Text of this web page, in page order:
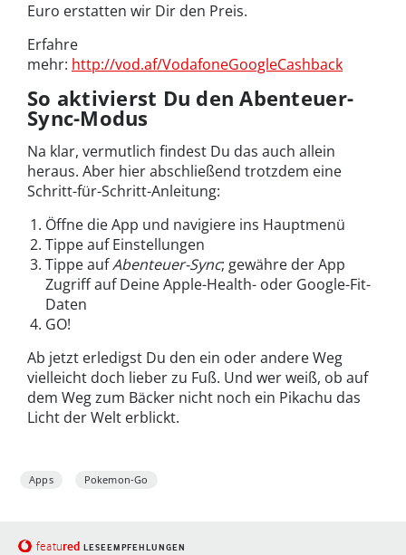
Euro erstatten wir Dir den Preis.
Erfahre
mehr: http://vod.af/VodafoneGoogleCashback
So aktivierst Du den Abenteuer-
Sync-Modus
Na klar, vermutlich findest Du das auch allein
heraus. Aber hier abschließend trotzdem eine
Schritt-für-Schritt-Anleitung:
Öffne die App und navigiere ins Hauptmenü
Tippe auf Einstellungen
Tippe aufAbenteuer-Sync; gewähre der App
Zugriff auf Deine Apple-Health- oder Google-Fit-
Daten
GO!
Ab jetzt erledigst Du den ein oder andere Weg
vielleicht doch lieber zu Fuß. Und wer weiß, ob auf
dem Weg zum Bäcker nicht noch ein Pikachu das
Licht der Welt erblickt.
Apps Pokemon-Go
featured LESEEMPFEHLUNGEN